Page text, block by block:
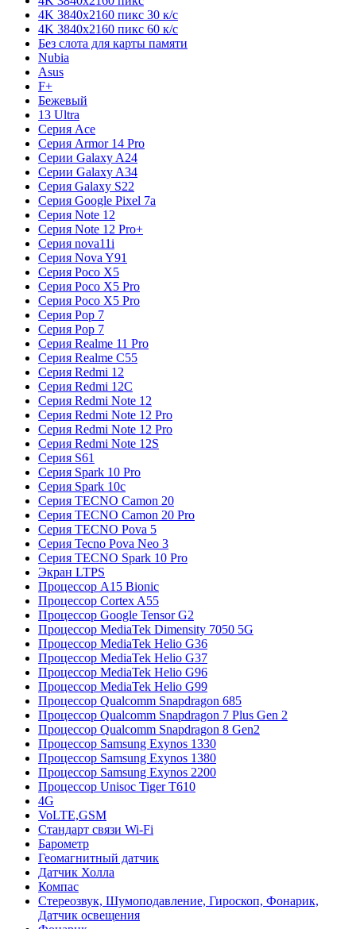
4K 3840x2160 пикс 30 к/с
4K 3840x2160 пикс 60 к/с
Без слота для карты памяти
Nubia
Asus
F+
Бежевый
13 Ultra
Серия Ace
Серия Armor 14 Pro
Серии Galaxy A24
Серии Galaxy A34
Серия Galaxy S22
Серия Google Pixel 7a
Серия Note 12
Серия Note 12 Pro+
Серия nova11i
Серия Nova Y91
Серия Poco X5
Серия Poco X5 Pro
Серия Poco X5 Pro
Серия Pop 7
Серия Pop 7
Серия Realme 11 Pro
Серия Realme C55
Серия Redmi 12
Серия Redmi 12C
Серия Redmi Note 12
Серия Redmi Note 12 Pro
Серия Redmi Note 12 Pro
Серия Redmi Note 12S
Серия S61
Серия Spark 10 Pro
Серия Spark 10c
Серия TECNO Camon 20
Серия TECNO Camon 20 Pro
Серия TECNO Pova 5
Серия Tecno Pova Neo 3
Серия TECNO Spark 10 Pro
Экран LTPS
Процессор A15 Bionic
Процессор Cortex A55
Процессор Google Tensor G2
Процессор MediaTek Dimensity 7050 5G
Процессор MediaTek Helio G36
Процессор MediaTek Helio G37
Процессор MediaTek Helio G96
Процессор MediaTek Helio G99
Процессор Qualcomm Snapdragon 685
Процессор Qualcomm Snapdragon 7 Plus Gen 2
Процессор Qualcomm Snapdragon 8 Gen2
Процессор Samsung Exynos 1330
Процессор Samsung Exynos 1380
Процессор Samsung Exynos 2200
Процессор Unisoc Tiger T610
4G
VoLTE,GSM
Cтандарт связи Wi-Fi
Барометр
Геомагнитный датчик
Датчик Холла
Компас
Стереозвук, Шумоподавление, Гироскоп, Фонарик,
Датчик освещения